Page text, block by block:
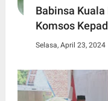
Babinsa
Komsos
Selasa, April 23, 2024